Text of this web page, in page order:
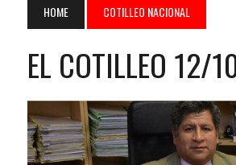
HOME COTILLEO NACIONAL
EL COTILLEO 12/